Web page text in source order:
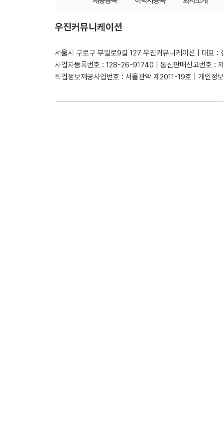
우진커뮤니케이션
서울시 구로구 부일로9길 127 우진커뮤니케이션 | 대표 :
사업자등록번호 : 128-26-91740 | 통신판매신고번호 :
직업정보제공사업번호 : 서울관악 제2011-19호 | 개인정